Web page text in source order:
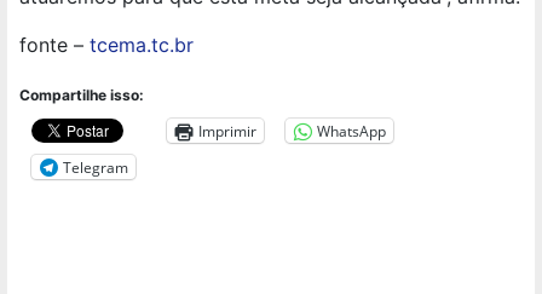
fonte – tcema.tc.br
Compartilhe isso:
Imprimir
WhatsApp
Telegram